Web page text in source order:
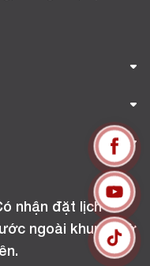
nhận đặt lịch
ngoài khung giờ